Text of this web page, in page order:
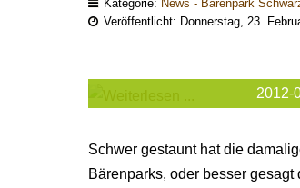
Kategorie: News - Bärenpark
Veröffentlicht: Donnerstag, 23.
2012-
Schwer gestaunt hat die
Bärenparks, oder besser